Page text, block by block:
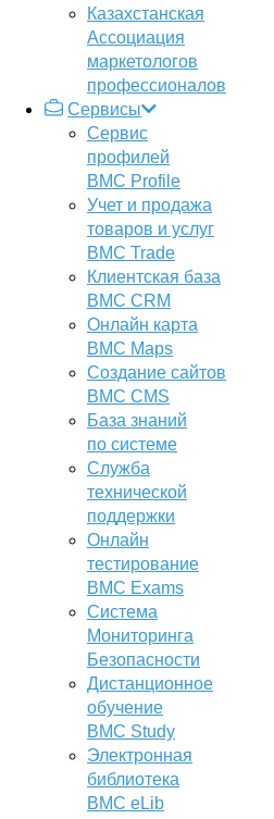
Казахстанская
Ассоциация
маркетологов
профессионалов
Сервисы
Сервис
профилей
BMC Profile
Учет и продажа
товаров и услуг
BMC Trade
Клиентская база
BMC CRM
Онлайн карта
BMC Maps
Создание сайтов
BMC CMS
База знаний
по системе
Служба
технической
поддержки
Онлайн
тестирование
BMC Exams
Система
Мониторинга
Безопасности
Дистанционное
обучение
BMC Study
Электронная
библиотека
BMC eLib